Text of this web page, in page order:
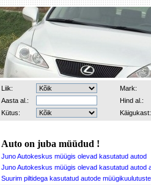
Liik:
Mark:
Aasta al.:
Hind al.:
Kütus:
Käigukast:
Auto on juba müüdud !
Juno Autokeskus müügis olevad kasutatud autod
Juno Autokeskus müügis olevad kasutatud autod
Suurim piltidega kasutatud autode